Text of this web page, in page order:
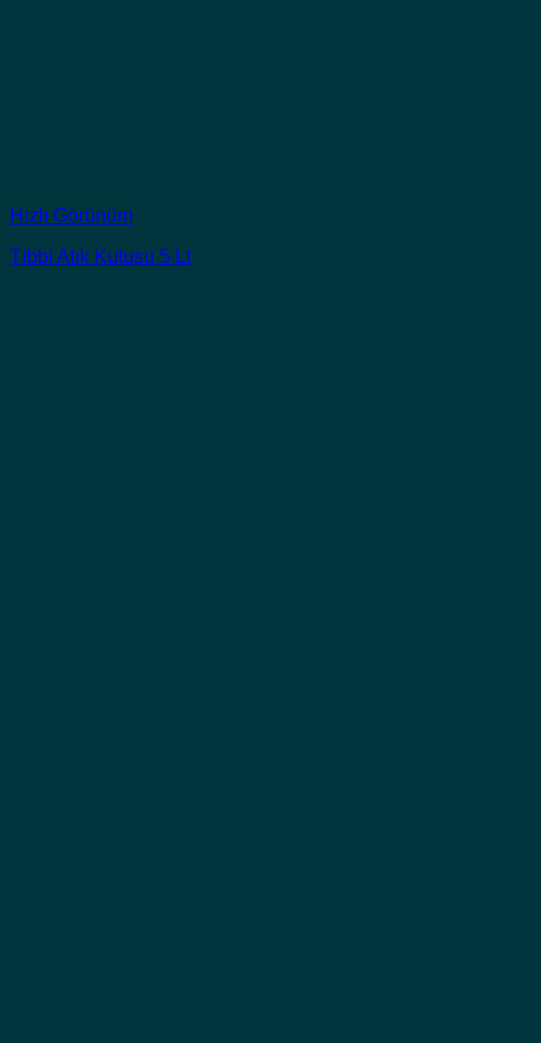
Hızlı Görünüm
Tıbbi Atık Kutusu 5 Lt